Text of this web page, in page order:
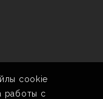
cookie
работы с